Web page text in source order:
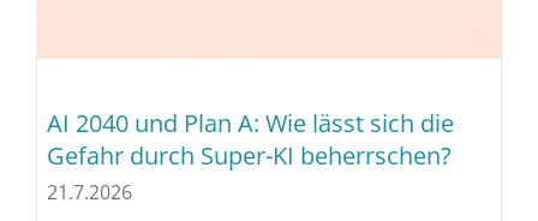
AI 2040 und Plan A: Wie lässt sich die
Gefahr durch Super-KI beherrschen?
21.7.2026